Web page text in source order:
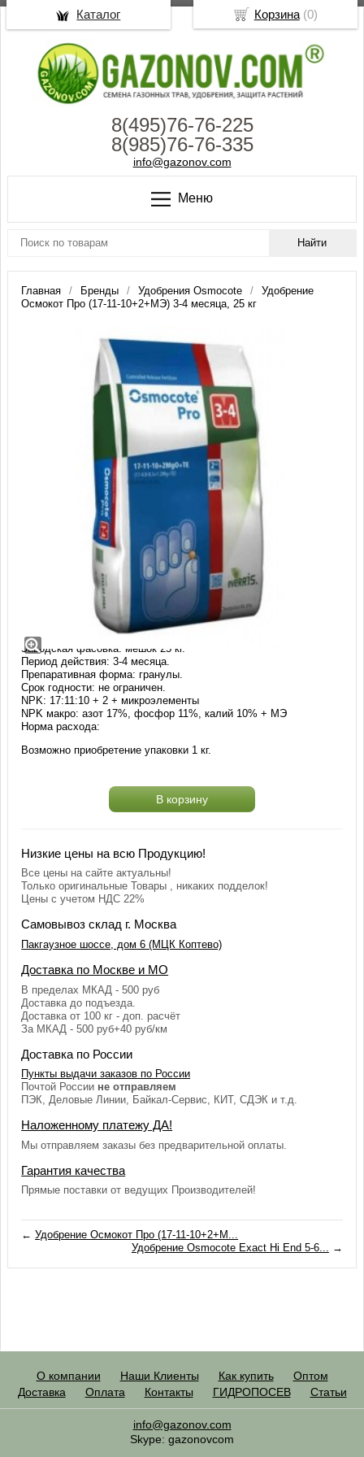
8(495)76-76-225
8(985)76-76-335
info@gazonov.com
Меню
Главная Бренды Удобрения Osmocote
Удобрение
Осмокот Про (17-11-10+2+МЭ) 3-4 месяца, 25 кг
Удобрение Осмокот Про (17-11-
10+2+МЭ) 3-4 месяца, 25 кг
Производство: Osmocote (Нидерланды).
Заводская фасовка: мешок 25 кг.
Период действия: 3-4 месяца.
Препаративная форма: гранулы.
Срок годности: не ограничен.
NPK: 17:11:10 + 2 + микроэлементы
NPK макро: азот 17%, фосфор 11%, калий 10% + МЭ
Норма расхода:
Возможно приобретение упаковки 1 кг.
В корзину
Низкие цены на всю Продукцию!
Все цены на сайте актуальны!
Только оригинальные Товары , никаких подделок!
Цены с учетом НДС 22%
Самовывоз склад г. Москва
Пакгаузное шоссе, дом 6 (МЦК Коптево)
Доставка по Москве и МО
В пределах МКАД - 500 руб
Доставка до подъезда.
Доставка от 100 кг - доп. расчёт
За МКАД - 500 руб+40 руб/км
Доставка по России
Пункты выдачи заказов по России
Почтой России не отправляем
ПЭК, Деловые Линии, Байкал-Сервис, КИТ, СДЭК и т.д.
Наложенному платежу ДА!
Мы отправляем заказы без предварительной оплаты.
Гарантия качества
Прямые поставки от ведущих Производителей!
←Удобрение Осмокот Про (17-11-10+2+М...
Удобрение Osmocote Exact Hi End 5-6... →
О компании Наши Клиенты Как купить
Оптом
Доставка
Оплата Контакты ГИДРОПОСЕВ Статьи
info@gazonov.com
Skype: gazonovcom
Корзина(0)
Каталог